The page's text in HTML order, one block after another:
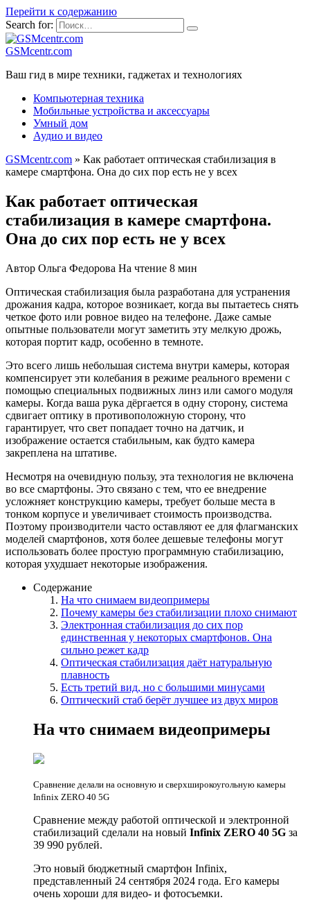
Перейти к содержанию
Search for:
GSMcentr.com
Ваш гид в мире техники, гаджетах и технологиях
Компьютерная техника
Мобильные устройства и аксессуары
Умный дом
Аудио и видео
GSMcentr.com » Как работает оптическая стабилизация в
камере смартфона. Она до сих пор есть не у всех
Как работает оптическая
стабилизация в камере смартфона.
Она до сих пор есть не у всех
Автор Ольга Федорова На чтение 8 мин
Оптическая стабилизация была разработана для устранения
дрожания кадра, которое возникает, когда вы пытаетесь снять
четкое фото или ровное видео на телефоне. Даже самые
опытные пользователи могут заметить эту мелкую дрожь,
которая портит кадр, особенно в темноте.
Это всего лишь небольшая система внутри камеры, которая
компенсирует эти колебания в режиме реального времени с
помощью специальных подвижных линз или самого модуля
камеры. Когда ваша рука дёргается в одну сторону, система
сдвигает оптику в противоположную сторону, что
гарантирует, что свет попадает точно на датчик, и
изображение остается стабильным, как будто камера
закреплена на штативе.
Несмотря на очевидную пользу, эта технология не включена
во все смартфоны. Это связано с тем, что ее внедрение
усложняет конструкцию камеры, требует больше места в
тонком корпусе и увеличивает стоимость производства.
Поэтому производители часто оставляют ее для флагманских
моделей смартфонов, хотя более дешевые телефоны могут
использовать более простую программную стабилизацию,
которая ухудшает некоторые изображения.
Содержание
На что снимаем видеопримеры
Почему камеры без стабилизации плохо снимают
Электронная стабилизация до сих пор
единственная у некоторых смартфонов. Она
сильно режет кадр
Оптическая стабилизация даёт натуральную
плавность
Есть третий вид, но с большими минусами
Оптический стаб берёт лучшее из двух миров
На что снимаем видеопримеры
Сравнение делали на основную и сверхширокоугольную камеры
Infinix ZERO 40 5G
Сравнение между работой оптической и электронной
стабилизаций сделали на новый Infinix ZERO 40 5G за
39 990 рублей.
Это новый бюджетный смартфон Infinix,
представленный 24 сентября 2024 года. Его камеры
очень хороши для видео- и фотосъемки.